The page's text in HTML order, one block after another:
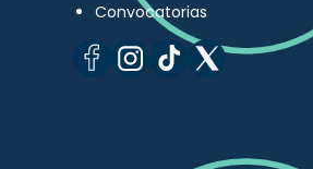
Convocatorias